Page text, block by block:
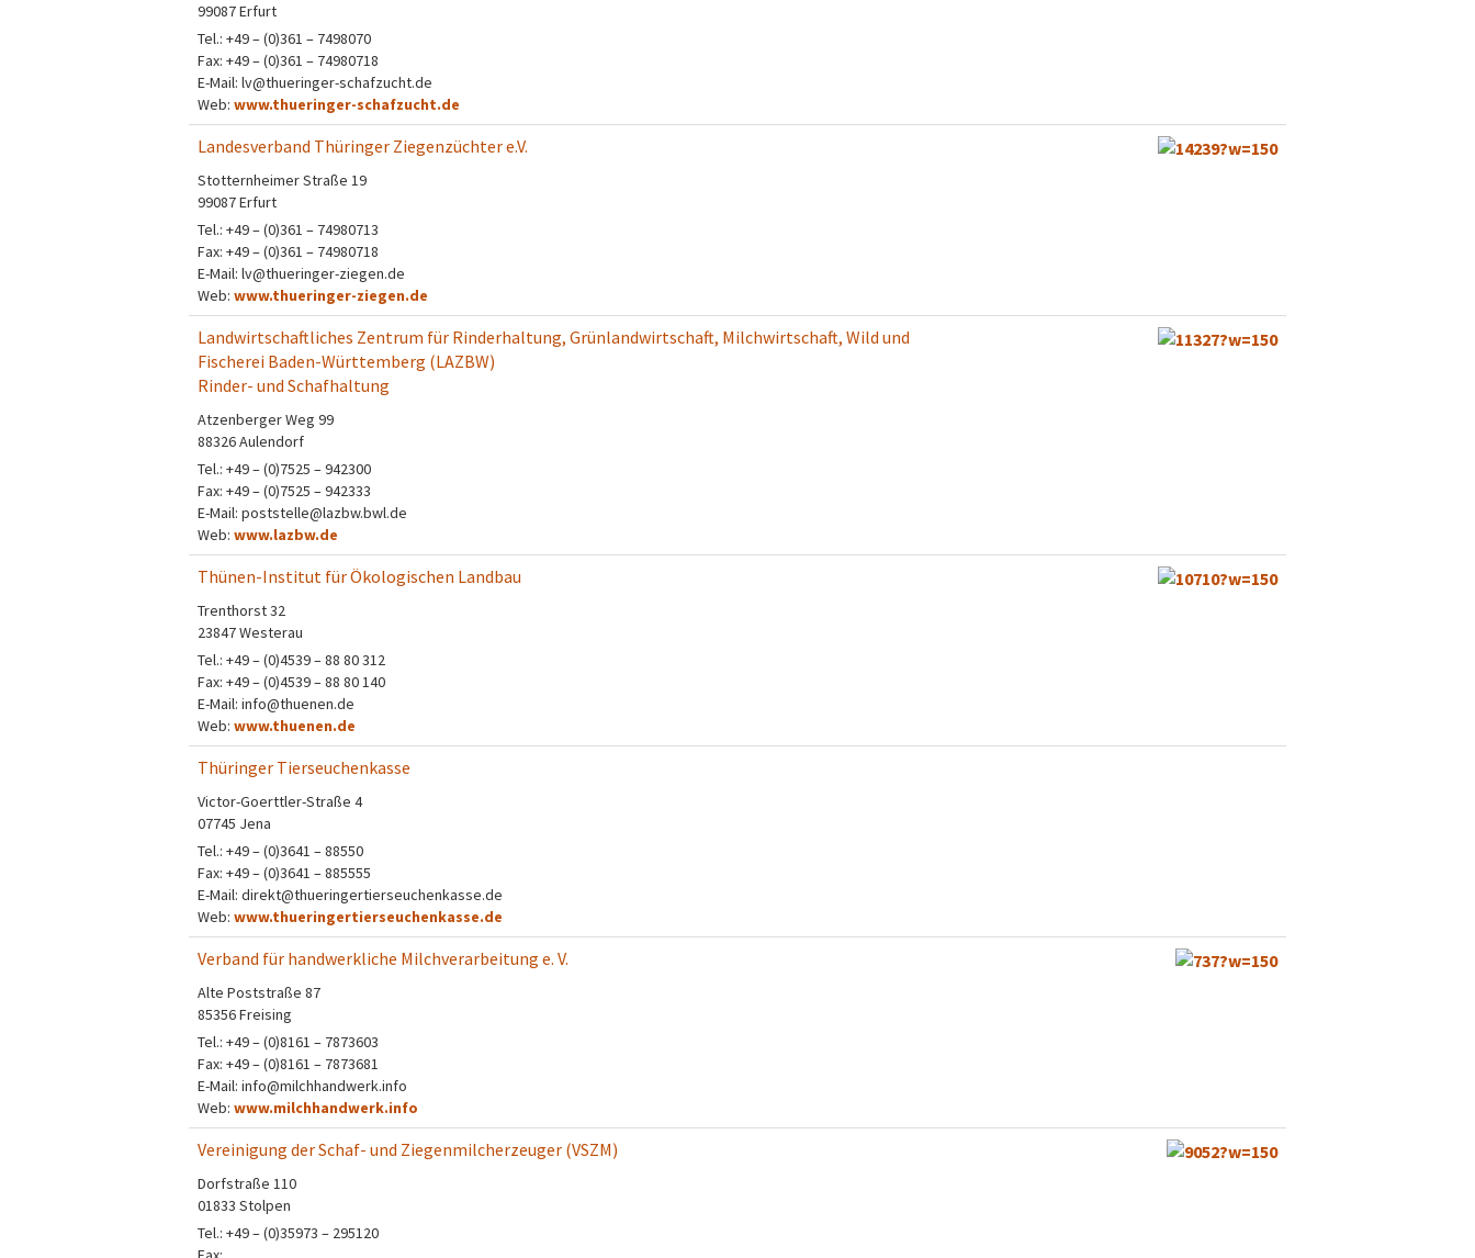
99087 Erfurt
Tel.: +49 – (0)361 – 7498070
Fax: +49 – (0)361 – 74980718
E-Mail: lv@thueringer-schafzucht.de
Web: www.thueringer-schafzucht.de
Landesverband Thüringer Ziegenzüchter e.V.
Stotternheimer Straße 19
99087 Erfurt
Tel.: +49 – (0)361 – 74980713
Fax: +49 – (0)361 – 74980718
E-Mail: lv@thueringer-ziegen.de
Web: www.thueringer-ziegen.de
Landwirtschaftliches Zentrum für Rinderhaltung, Grünlandwirtschaft, Milchwirtschaft, Wild und
Fischerei Baden-Württemberg (LAZBW)
Rinder- und Schafhaltung
Atzenberger Weg 99
88326 Aulendorf
Tel.: +49 – (0)7525 – 942300
Fax: +49 – (0)7525 – 942333
E-Mail: poststelle@lazbw.bwl.de
Web: www.lazbw.de
Thünen-Institut für Ökologischen Landbau
Trenthorst 32
23847 Westerau
Tel.: +49 – (0)4539 – 88 80 312
Fax: +49 – (0)4539 – 88 80 140
E-Mail: info@thuenen.de
Web: www.thuenen.de
Thüringer Tierseuchenkasse
Victor-Goerttler-Straße 4
07745 Jena
Tel.: +49 – (0)3641 – 88550
Fax: +49 – (0)3641 – 885555
E-Mail: direkt@thueringertierseuchenkasse.de
Web: www.thueringertierseuchenkasse.de
Verband für handwerkliche Milchverarbeitung e. V.
Alte Poststraße 87
85356 Freising
Tel.: +49 – (0)8161 – 7873603
Fax: +49 – (0)8161 – 7873681
E-Mail: info@milchhandwerk.info
Web: www.milchhandwerk.info
Vereinigung der Schaf- und Ziegenmilcherzeuger (VSZM)
Dorfstraße 110
01833 Stolpen
Tel.: +49 – (0)35973 – 295120